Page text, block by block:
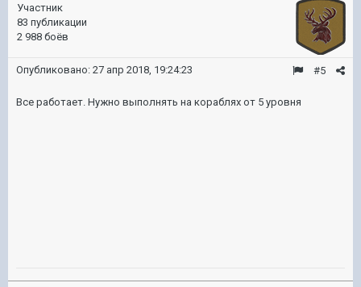
Участник
83 публикации
2 988 боёв
#5
Опубликовано: 27 апр 2018, 19:24:23
Все работает. Нужно выполнять на кораблях от 5 уровня